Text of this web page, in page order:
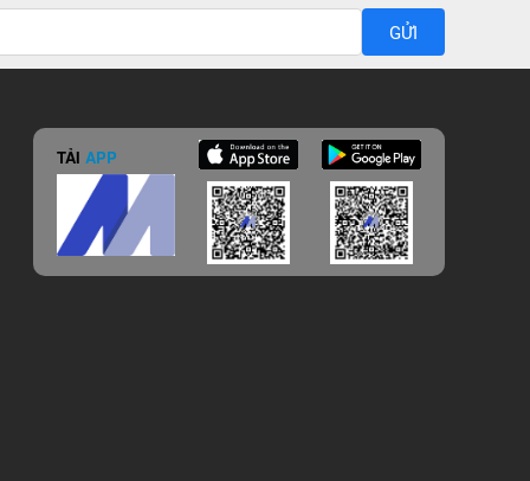
GỬI
TẢI APP